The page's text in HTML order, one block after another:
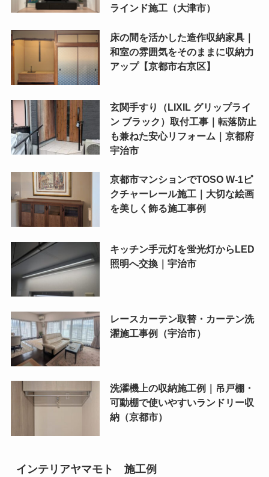
ラインド施工（大津市）
床の間を活かした造作収納家具｜
和室の雰囲気をそのままに収納力
アップ【京都市右京区】
玄関手すり（LIXIL グリップライ
ン ブラック）取付工事｜転落防止
も兼ねた安心リフォーム｜京都府
宇治市
京都市マンションでTOSO W-1ピ
クチャーレール施工｜大切な絵画
を美しく飾る施工事例
キッチン手元灯を蛍光灯からLED
照明へ交換｜宇治市
レースカーテン取替・カーテン洗
濯施工事例（宇治市）
洗濯機上の収納施工例｜吊戸棚・
可動棚で使いやすいランドリー収
納（京都市）
インテリアヤマモト 施工例